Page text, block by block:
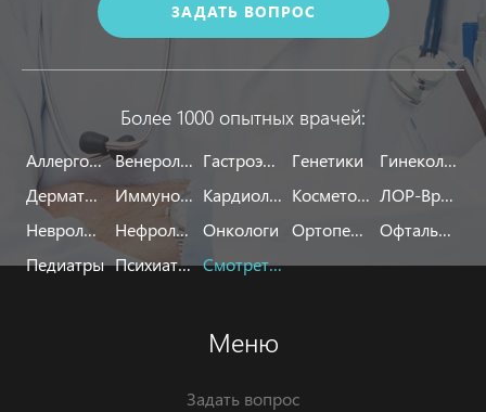
ЗАДАТЬ ВОПРОС
Более 1000 опытных врачей:
Аллергологи Венерологи Гастроэнтерологи Генетики
Гинекологи
Дерматологи
Иммунологи Кардиологи Косметологи
ЛОР-Врачи
Неврологи
Нефрологи Онкологи Ортопеды
Офтальмологи
Педиатры
Психиатры Смотреть все
Меню
Задать вопрос